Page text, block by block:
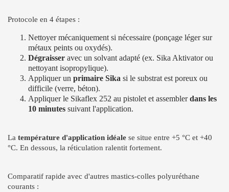
Protocole en 4 étapes :
Nettoyer mécaniquement si nécessaire (ponçage léger sur
métaux peints ou oxydés).
Dégraisser avec un solvant adapté (ex. Sika Aktivator ou
nettoyant isopropylique).
Appliquer un primaire Sika si le substrat est poreux ou
difficile (verre, béton).
Appliquer le Sikaflex 252 au pistolet et assemblerdans les
10 minutes suivant l'application.
La température d'application idéale se situe entre +5 °C et +40
°C. En dessous, la réticulation ralentit fortement.
Comparatif rapide avec d'autres mastics-colles polyuréthane
courants :